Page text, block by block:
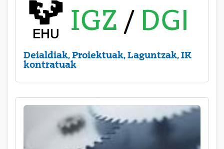
Deialdiak, Proiektuak, Laguntzak, IK
kontratuak